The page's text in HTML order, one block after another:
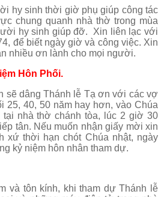
hy sinh thời giờ phụ giúp công tác
chung quanh nhà thờ trong mùa
hy sinh giúp đỡ. Xin liên lạc với
để biết ngày giờ và công việc. Xin
nhiều ơn lành cho mọi người.
Hôn Phối.
sẽ dâng Thánh lễ Tạ ơn với các vợ
25, 40, 50 năm hay hơn, vào Chúa
tại nhà thờ chánh tòa, lúc 2 giờ 30
tân. Nếu muốn nhận giấy mời xin
xứ thời hạn chót Chúa nhật, ngày
kỷ niệm hôn nhân tham dự.
và tôn kính, khi tham dự Thánh lễ